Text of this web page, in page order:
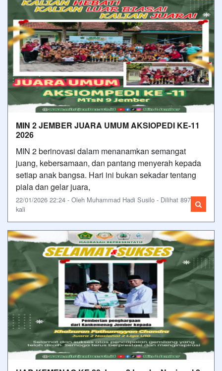
MIN 2 JEMBER JUARA UMUM AKSIOPEDI KE-11
2026
MIN 2 berinovasi dalam menanamkan semangat
juang, kebersamaan, dan pantang menyerah kepada
setiap anak bangsa. Hari ini bukan sekadar tentang
piala dan gelar juara,
22/01/2026 22:24 - Oleh Muhammad Hadi Susilo - Dilihat 897
kali